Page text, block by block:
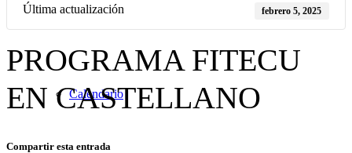
Listado
Calendario
Última actualización febrero 5, 2025
PROGRAMA FITECU
EN CASTELLANO
Compartir esta entrada